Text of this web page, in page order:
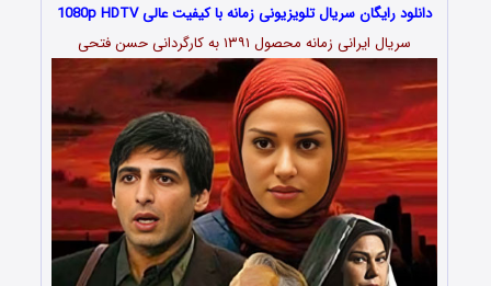
دانلود رایگان سریال تلویزیونی زمانه با کیفیت عالی 1080p HDTV
سریال ایرانی زمانه محصول ۱۳۹۱ به کارگردانی حسن فتحی